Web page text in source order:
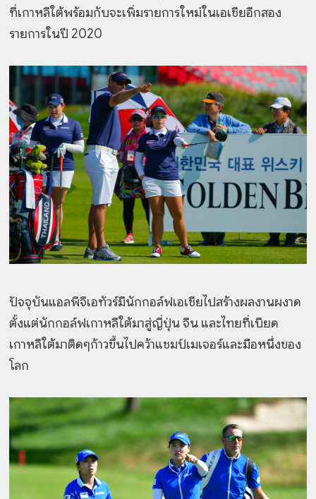
ที่เกาหลีใต้พร้อมกับจะเพิ่มรายการใหม่ในเอเชียอีกสอง
รายการในปี 2020
ปัจจุบันแอลพีจีเอทัวร์มีนักกอล์ฟเอเชียไปสร้างผลงานผงาด
ตั้งแต่นักกอล์ฟเกาหลีใต้มาสู่ญี่ปุ่น จีน และไทยที่เบียด
เกาหลีใต้มาติดๆก้าวขึ้นไปคว้าแชมป์เมเจอร์และมือหนึ่งของ
โลก